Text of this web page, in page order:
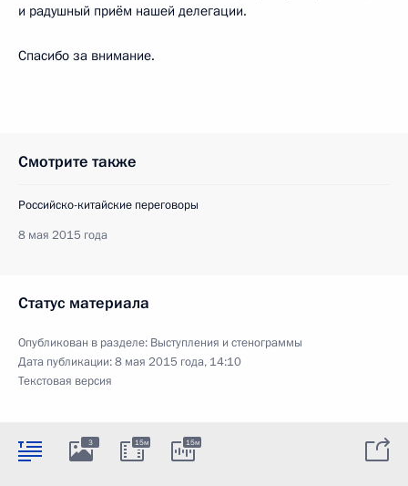
и радушный приём нашей делегации.
Спасибо за внимание.
Смотрите также
Российско-китайские переговоры
8 мая 2015 года
Статус материала
Опубликован в разделе: Выступления и стенограммы
Дата публикации:8 мая 2015 года, 14:10
Текстовая версия
3 15м 15м